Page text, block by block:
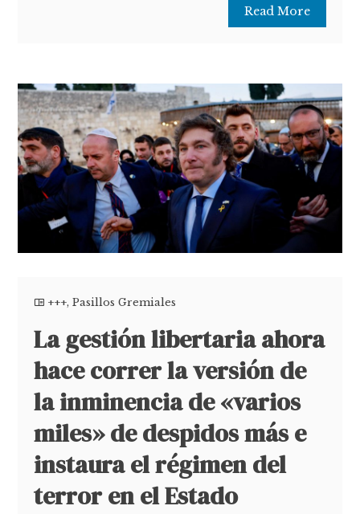
Read More
+++,Pasillos Gremiales
La gestión libertaria ahora
hace correr la versión de
la inminencia de «varios
miles» de despidos más e
instaura el régimen del
terror en el Estado